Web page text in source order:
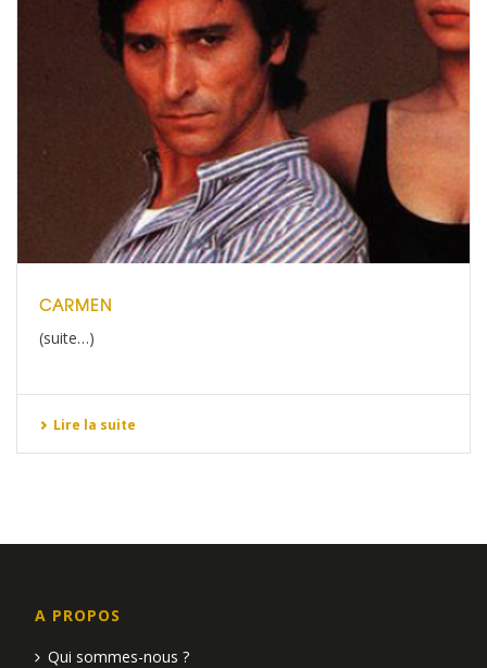
CARMEN
(suite…)
Lire la suite
A PROPOS
Qui sommes-nous ?